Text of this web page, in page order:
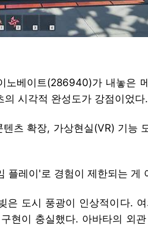
노베이트(286940)가 내놓은
의 시각적 완성도가 강점이었다.
츠 확장, 가상현실(VR) 기능
플레이'로 경험이 제한되는 게
은 도시 풍광이 인상적이다.
현이 충실했다. 아바타의 외